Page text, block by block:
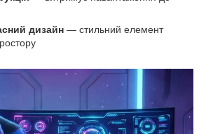
дизайн — стильний елемент